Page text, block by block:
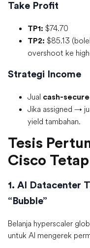
Take Profit
TP1: $74.70
TP2: $85.13
overshoot ke
Strategi Income
Jual cash-
Jika assigned →
yield tambahan.
Tesis
Cisco
1. AI Datacenter
“Bubble”
Belanja hyperscaler
untuk AI mengerek